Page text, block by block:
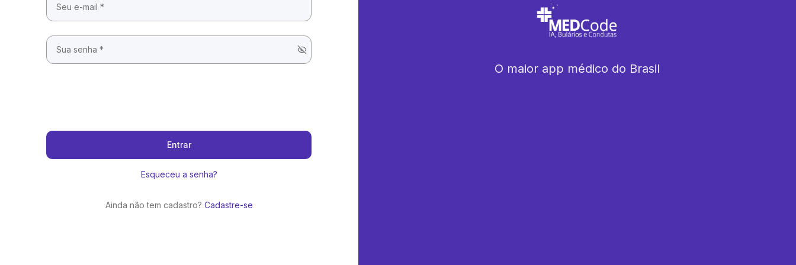
Entrar
Esqueceu a senha?
Ainda não tem cadastro? Cadastre-se
O maior app médico do Brasil